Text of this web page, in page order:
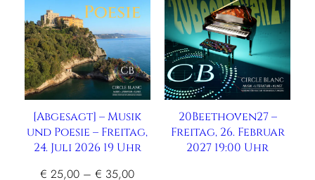
[Abgesagt] – Musik
und Poesie – Freitag,
24. Juli 2026 19 Uhr
€ 25,00 –€ 35,00Preisspanne:
20Beethoven27 –
Freitag, 26. Februar
2027 19:00 Uhr